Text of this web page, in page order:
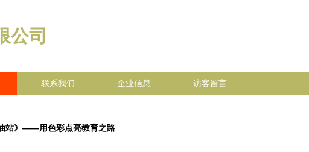
公司
联系我们 企业信息 访客留言
油站》——用色彩点亮教育之路